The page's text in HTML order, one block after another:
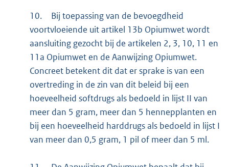
10.
Bij toepassing van de bevoegdheid
voortvloeiende uit artikel 13b Opiumwet wordt
aansluiting gezocht bij de artikelen 2, 3, 10, 11 en
11a Opiumwet en de Aanwijzing Opiumwet.
Concreet betekent dit dat er sprake is van een
overtreding in de zin van dit beleid bij een
hoeveelheid softdrugs als bedoeld in lijst II van
meer dan 5 gram, meer dan 5 hennepplanten en
bij een hoeveelheid harddrugs als bedoeld in lijst I
van meer dan 0,5 gram, 1 pil of meer dan 5 ml.